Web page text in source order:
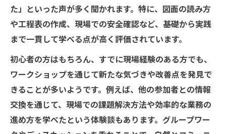
た」といった声が多く聞かれます。特に、図面の読み方
や工程表の作成、現場での安全確認など、基礎から実践
まで一貫して学べる点が高く評価されています。
初心者の方はもちろん、すでに現場経験のある方でも、
ワークショップを通じて新たな気づきや改善点を発見で
きることが多いようです。例えば、他の参加者との情報
交換を通じて、現場での課題解決方法や効率的な業務の
進め方を学べたという体験談もあります。グループワー